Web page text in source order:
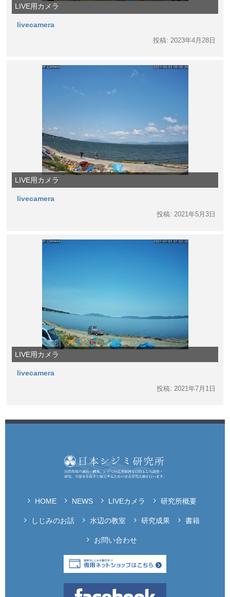
LIVE用カメラ
livecamera
投稿: 2023年4月28日
LIVE用カメラ
livecamera
投稿: 2021年5月3日
LIVE用カメラ
livecamera
投稿: 2021年7月1日
HOME NEWS LIVEカメラ 研究所概要
しじみのお話 水辺の教室 研究成果 書籍
お問い合わせ